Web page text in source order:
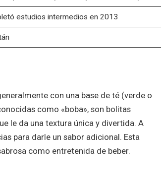
estudios intermedios en 2013
con una base de té (verde o
como «boba», son bolitas
le da una textura única y divertida. A
para darle un sabor adicional. Esta
como entretenida de beber.